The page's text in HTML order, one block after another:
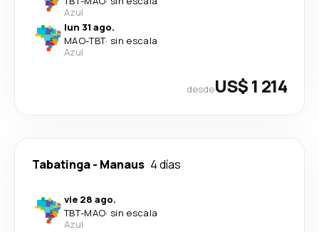
Azul
lun 31 ago.
MAO-TBT· sin escala
Azul
desdeUS$ 1 214
Tabatinga- Manaus 4 días
vie 28 ago.
TBT-MAO· sin escala
Azul